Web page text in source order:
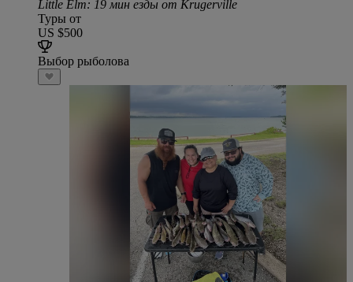
Little Elm: 19 мин езды от Krugerville
Туры от
US $500
Выбор рыболова